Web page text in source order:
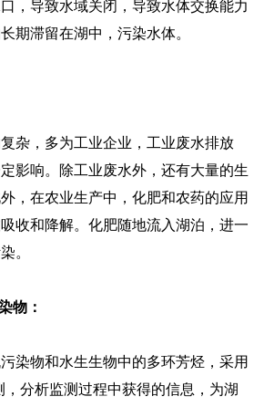
，导致水域关闭，导致水体交换能力
期滞留在湖中，污染水体。
杂，多为工业企业，工业废水排放
影响。除工业废水外，还有大量的生
，在农业生产中，化肥和农药的应用
收和降解。化肥随地流入湖泊，进一
。
物：
染物和水生生物中的多环芳烃，采用
分析监测过程中获得的信息，为湖